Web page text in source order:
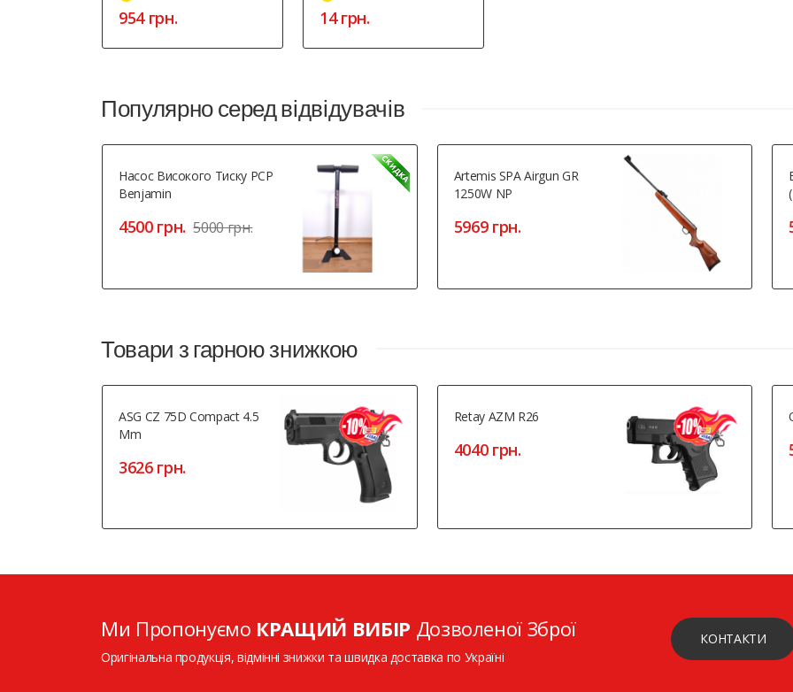
954 грн. 14 грн.
Популярно серед відвідувачів
Насос Високого Тиску PCP
Benjamin
4500 грн. 5000 грн.
Artemis SPA Airgun GR
1250W NP
5969 грн.
Товари з гарною знижкою
ASG CZ 75D Compact 4.5
Mm
3626 грн.
Retay AZM R26
4040 грн.
Ми Пропонуємо КРАЩИЙ ВИБІР Дозволеної Зброї
Оригінальна продукція, відмінні знижки та швидка доставка по Україні
КОНТАКТИ